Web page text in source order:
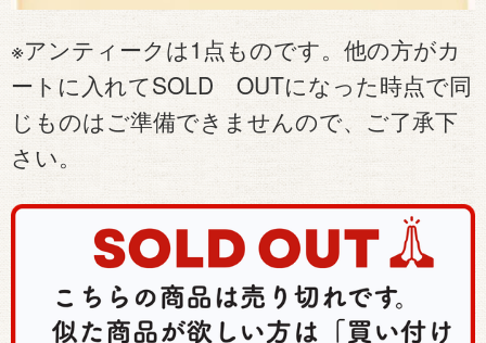
※アンティークは1点ものです。他の方がカ
ートに入れてSOLD OUTになった時点で同
じものはご準備できませんので、ご了承下
さい。